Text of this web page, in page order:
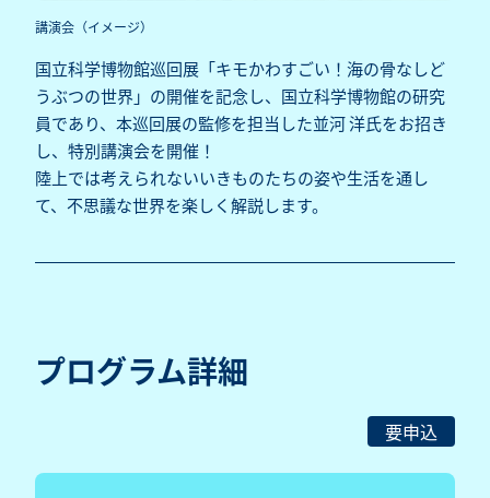
講演会（イメージ）
国立科学博物館巡回展「キモかわすごい！海の骨なしど
うぶつの世界」の開催を記念し、国立科学博物館の研究
員であり、本巡回展の監修を担当した並河 洋氏をお招き
し、特別講演会を開催！
陸上では考えられないいきものたちの姿や生活を通し
て、不思議な世界を楽しく解説します。
プログラム詳細
要申込